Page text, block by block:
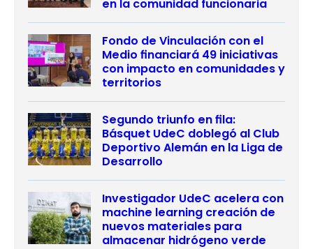
en la comunidad funcionaria
Fondo de Vinculación con el
Medio financiará 49 iniciativas
con impacto en comunidades y
territorios
Segundo triunfo en fila:
Básquet UdeC doblegó al Club
Deportivo Alemán en la Liga de
Desarrollo
Investigador UdeC acelera con
machine learning creación de
nuevos materiales para
almacenar hidrógeno verde